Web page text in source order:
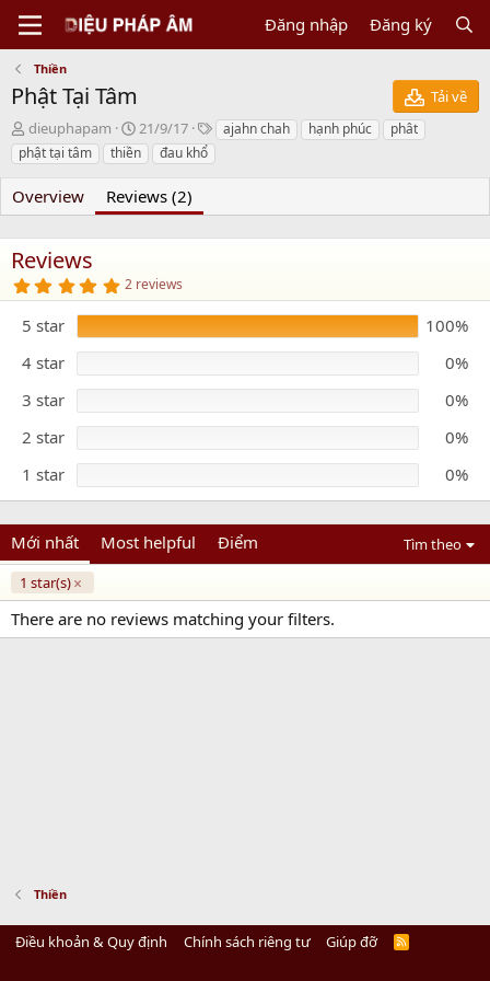
Đăng nhập Đăng ký
Thiền
Phật Tại Tâm
Tải về
N
g
ư
i
i
dieuphapam
C
r
e
t
d
a
t
e
21/9/17
T ajahn chah hạnh phúc
phât
phật tại tâm
thiền đau khổ
Overview Reviews (2)
Reviews
5
.
0
0
s
a
r
s
2 reviews
5 star
100%
4 star
0%
3 star
0%
2 star
0%
1 star
0%
Mới nhất Most helpful Điểm
Tìm theo
1 star(s)
There are no reviews matching your filters.
Thiền
Điều khoản & Quy định Chính sách riêng tư Giúp đỡ
R